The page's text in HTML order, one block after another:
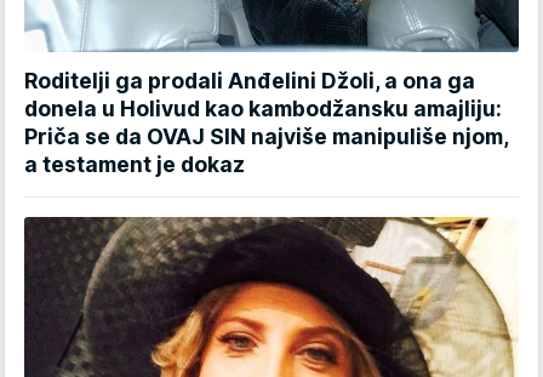
Roditelji ga prodali Anđelini Džoli, a ona ga
donela u Holivud kao kambodžansku amajliju:
Priča se da OVAJ SIN najviše manipuliše njom,
a testament je dokaz